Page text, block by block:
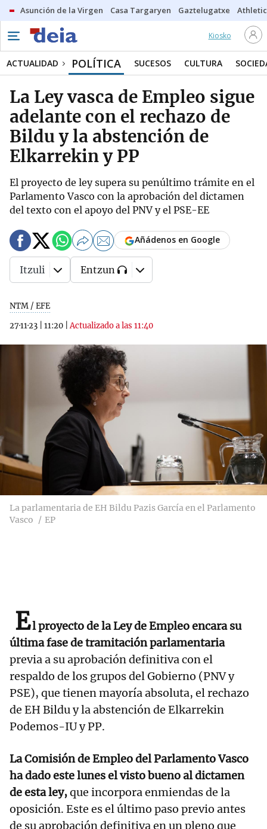
Asunción de la Virgen Casa Targaryen Gaztelugatxe Athletic
Kiosko
ACTUALIDAD POLÍTICA SUCESOS CULTURA
La Ley vasca de Empleo sigue
adelante con el rechazo de
Bildu y la abstención de
Elkarrekin y PP
El proyecto de ley supera su penúltimo trámite en el
Parlamento Vasco con la aprobación del dictamen
del texto con el apoyo del PNV y el PSE-EE
NTM / EFE
27·11·23
11:20 |Actualizado a las 11:40
Añádenos en Google
Itzuli Entzun
La parlamentaria de EH Bildu Pazis García en el Parlamento
Vasco
EP
El proyecto de la Ley de Empleo encara su
última fase de tramitación parlamentaria
previa a su aprobación definitiva con el
respaldo de los grupos del Gobierno (PNV y
PSE), que tienen mayoría absoluta, el rechazo
de EH Bildu y la abstención de Elkarrekin
Podemos-IU y PP.
La Comisión de Empleo del Parlamento Vasco
ha dado este lunes el visto bueno al dictamen
de esta ley,que incorpora enmiendas de la
oposición. Este es el último paso previo antes
de su aprobación definitiva en un pleno que